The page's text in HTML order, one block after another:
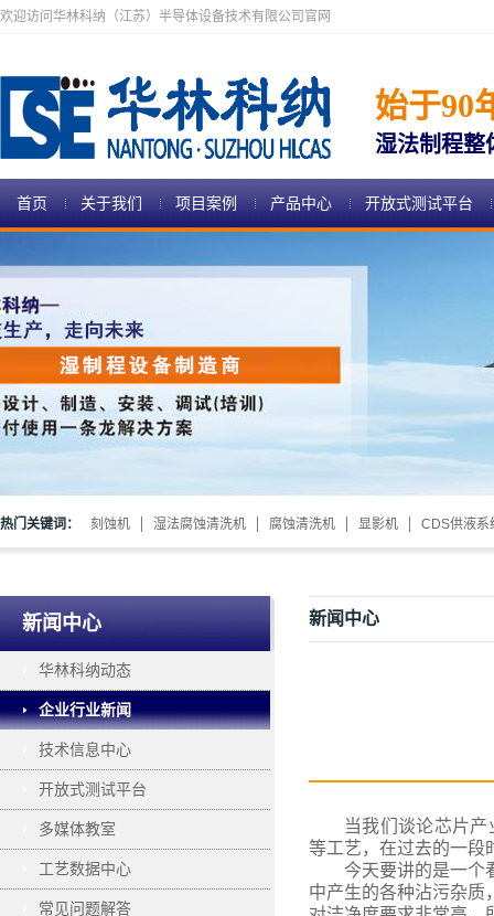
欢迎访问华林科纳（江苏）半导体设备技术有限公司官网
始于90
湿法制程整
首页 关于我们 项目案例 产品中心 开放式测试平台
热门关键词： 刻蚀机 湿法腐蚀清洗机 腐蚀清洗机 显影机 CDS供液系
新闻中心
华林科纳动态
企业行业新闻
技术信息中心
开放式测试平台
多媒体教室
工艺数据中心
常见问题解答
新闻中心
当我们谈论芯片
等工艺，在过去的一段
今天要讲的是一个
中产生的各种沾污杂质